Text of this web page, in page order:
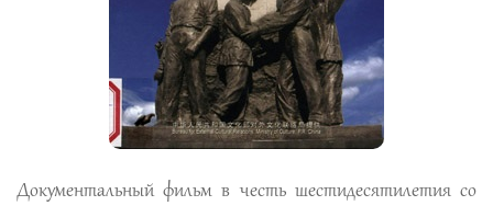
Документальный фильм в честь шестидесятилетия со